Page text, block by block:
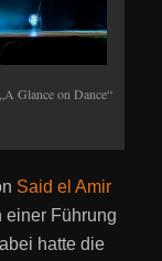
Glance on Dance“
Said el Amir
einer Führung
hatte die